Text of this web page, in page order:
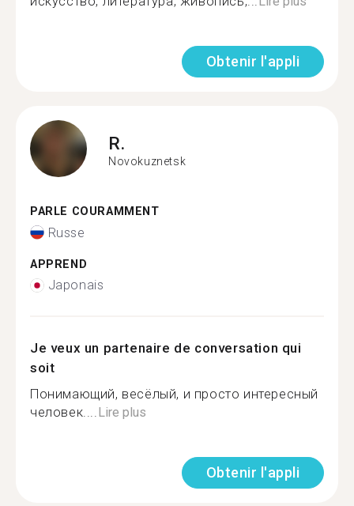
Obtenir l'appli
R.
Novokuznetsk
PARLE COURAMMENT
Russe
APPREND
Japonais
Je veux un partenaire de conversation qui
soit
Понимающий, весёлый, и просто интересный
человек....Lire plus
Obtenir l'appli